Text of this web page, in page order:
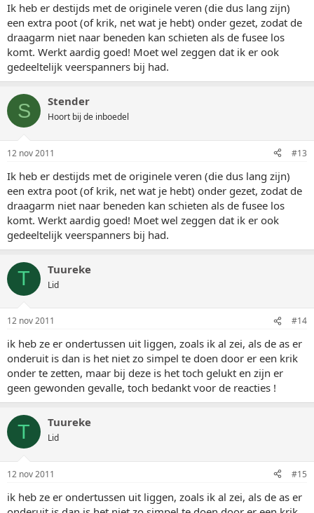
Ik heb er destijds met de originele veren (die dus lang zijn)
een extra poot (of krik, net wat je hebt) onder gezet, zodat de
draagarm niet naar beneden kan schieten als de fusee los
komt. Werkt aardig goed! Moet wel zeggen dat ik er ook
gedeeltelijk veerspanners bij had.
S Stender
Hoort bij de inboedel
12 nov 2011 #13
Ik heb er destijds met de originele veren (die dus lang zijn)
een extra poot (of krik, net wat je hebt) onder gezet, zodat de
draagarm niet naar beneden kan schieten als de fusee los
komt. Werkt aardig goed! Moet wel zeggen dat ik er ook
gedeeltelijk veerspanners bij had.
T Tuureke
Lid
12 nov 2011 #14
ik heb ze er ondertussen uit liggen, zoals ik al zei, als de as er
onderuit is dan is het niet zo simpel te doen door er een krik
onder te zetten, maar bij deze is het toch gelukt en zijn er
geen gewonden gevalle, toch bedankt voor de reacties !
T Tuureke
Lid
12 nov 2011 #15
ik heb ze er ondertussen uit liggen, zoals ik al zei, als de as er